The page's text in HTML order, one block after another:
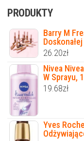
PRODUKTY
Barry M
26.20zł
Nivea
W Sprayu,
19.68zł
Yves